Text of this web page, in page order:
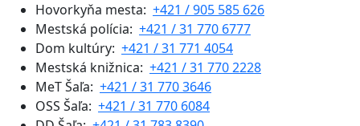
Hovorkyňa mesta: +421 / 905 585 626
Mestská polícia: +421 / 31 770 6777
Dom kultúry: +421 / 31 771 4054
Mestská knižnica: +421 / 31 770 2228
MeT Šaľa: +421 / 31 770 3646
OSS Šaľa: +421 / 31 770 6084